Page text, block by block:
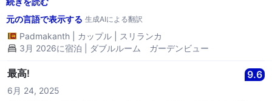
所です。
元の言語で表示する 生成AIによる翻訳
Padmakanth カップル
スリランカ
3月 2026に宿泊 | ダブルルーム ガーデンビュー
最高! 9.6
6月 24, 2025